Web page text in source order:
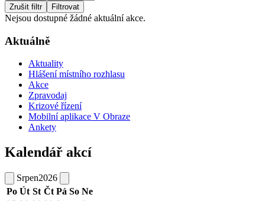
Zrušit filtr Filtrovat
Nejsou dostupné žádné aktuální akce.
Aktuálně
Aktuality
Hlášení místního rozhlasu
Akce
Zpravodaj
Krizové řízení
Mobilní aplikace V Obraze
Ankety
Kalendář akcí
Srpen2026
Po Út St Čt Pá So Ne